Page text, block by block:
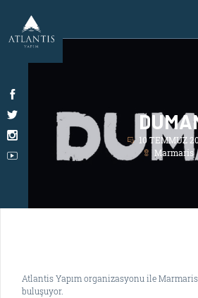
10 TEMMUZ
Marmaris
Atlantis Yapım organizasyonu ile
buluşuyor.